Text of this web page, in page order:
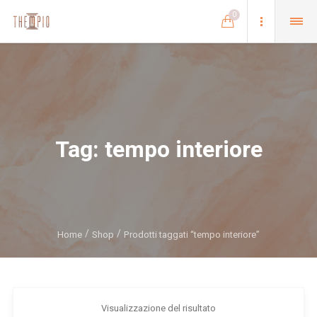
0
Tag: tempo interiore
Home Shop Prodotti taggati “tempo interiore”
Visualizzazione del risultato